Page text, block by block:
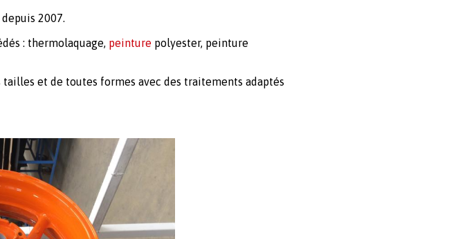
depuis 2007.
: thermolaquage, peinture polyester, peinture
et de toutes formes avec des traitements adaptés